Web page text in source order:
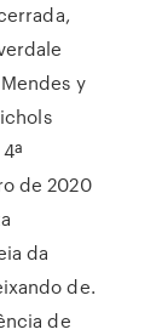
y
de 2020
da
de.
de